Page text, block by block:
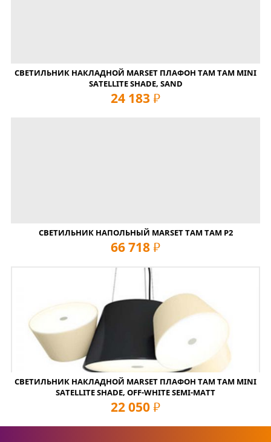
СВЕТИЛЬНИК НАКЛАДНОЙ MARSET ПЛАФОН TAM TAM MINI
SATELLITE SHADE, SAND
24 183 руб
СВЕТИЛЬНИК НАПОЛЬНЫЙ MARSET TAM TAM P2
66 718 руб
СВЕТИЛЬНИК НАКЛАДНОЙ MARSET ПЛАФОН TAM TAM MINI
SATELLITE SHADE, OFF-WHITE SEMI-MATT
22 050 руб